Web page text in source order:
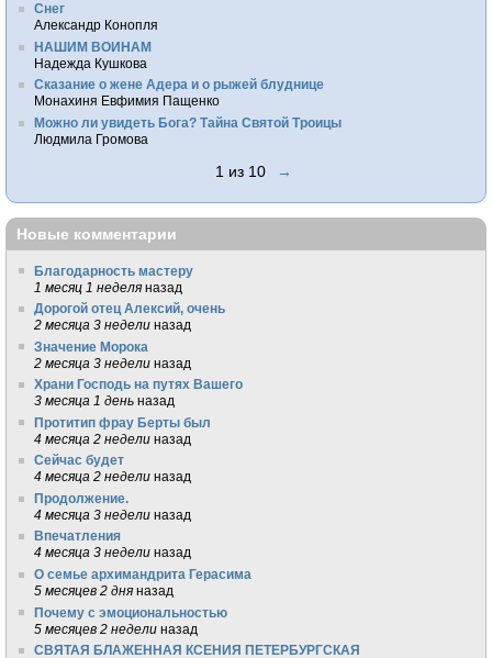
Снег
Александр Конопля
НАШИМ ВОИНАМ
Надежда Кушкова
Сказание о жене Адера и о рыжей блуднице
Монахиня Евфимия Пащенко
Можно ли увидеть Бога? Тайна Святой Троицы
Людмила Громова
1 из 10 →
Новые комментарии
Благодарность мастеру
1 месяц 1 неделя назад
Дорогой отец Алексий, очень
2 месяца 3 недели назад
Значение Морока
2 месяца 3 недели назад
Храни Господь на путях Вашего
3 месяца 1 день назад
Протитип фрау Берты был
4 месяца 2 недели назад
Сейчас будет
4 месяца 2 недели назад
Продолжение.
4 месяца 3 недели назад
Впечатления
4 месяца 3 недели назад
О семье архимандрита Герасима
5 месяцев 2 дня назад
Почему с эмоциональностью
5 месяцев 2 недели назад
СВЯТАЯ БЛАЖЕННАЯ КСЕНИЯ ПЕТЕРБУРГСКАЯ